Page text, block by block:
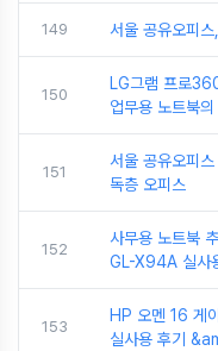
149 서울 공유오피
150
LG그램 프로
업무용 노트북
151
서울 공유오피
독층 오피스
152
사무용 노트북
GL-X94A 실사
153
HP 오멘 16 게
실사용 후기